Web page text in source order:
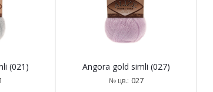
(021) Angora gold simli (027)
№ цв.: 027